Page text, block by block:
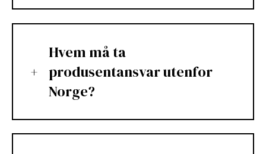
Hvem må ta
produsentansvar utenfor
Norge?